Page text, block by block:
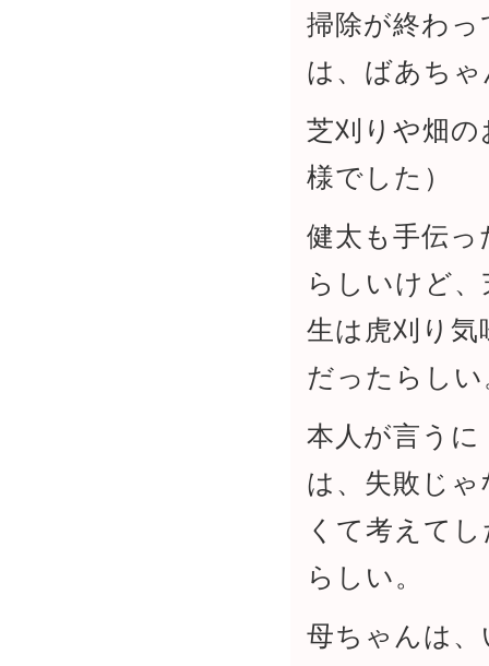
掃除が終わ
は、ばあち
芝刈りや畑
様でした）
健太も手伝っ
らしいけど、
生は虎刈り気
だったらしい
本人が言うに
は、失敗じゃ
くて考えて
らしい。
母ちゃんは、